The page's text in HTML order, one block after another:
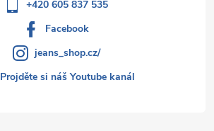
+420 605 837 535
Facebook
jeans_shop.cz/
Projděte si náš Youtube kanál